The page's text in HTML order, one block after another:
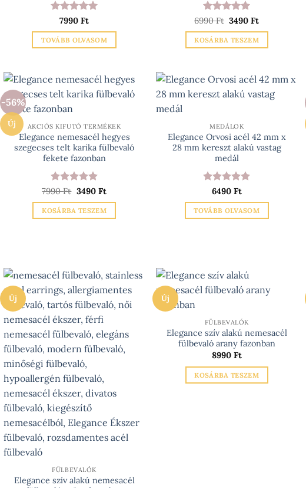
termékoldalon
választhatók
ki
termékoldalon
választhatók
ki
Értékelés:
7990Ft
TOVÁBB OLVASOM
Értékelés:5
6990Ft Original
was:
6990 Ft.
3490FtCurrent
is:
3490 Ft.
KOSÁRBA TESZEM
-56%
Új AKCIÓS KIFUTÓ TERMÉKEK
Elegance nemesacél hegyes
szegecses telt karika fülbevaló
fekete fazonban
Értékelés:5
7990Ft Original
was:
7990 Ft.
3490 FtCurrent
is:
3490 Ft.
KOSÁRBA TESZEM
MEDÁLOK
Elegance Orvosi acél 42 mm x
28 mm kereszt alakú vastag
medál
Értékelés:
6490 Ft
TOVÁBB OLVASOM
Új
FÜLBEVALÓK
Elegance szív alakú nemesacél
Új
FÜLBEVALÓK
Elegance szív alakú nemesacél
fülbevaló arany fazonban
8990 Ft
KOSÁRBA TESZEM